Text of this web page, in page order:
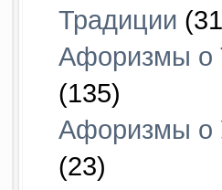
Традиции
Афоризмы о
(135)
Афоризмы о
(23)